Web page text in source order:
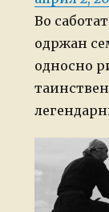
on
Во
одржан
односно